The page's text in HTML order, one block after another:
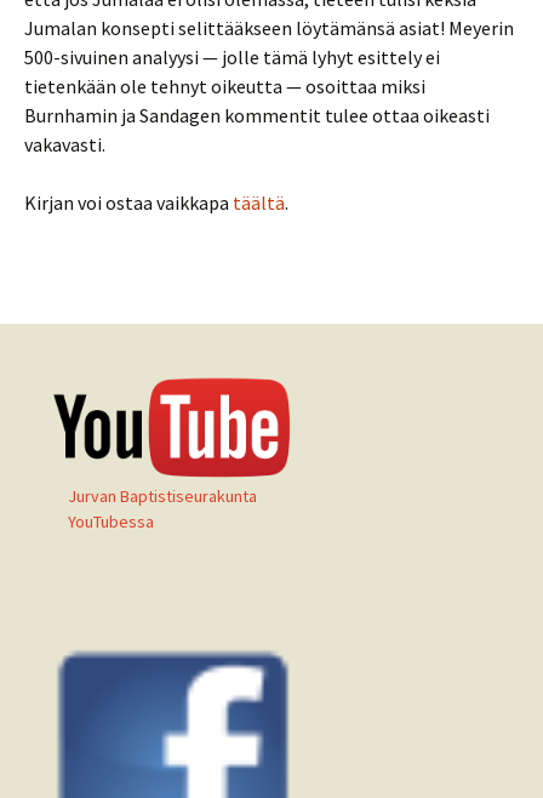
Jumalan konsepti selittääkseen löytämänsä asiat! Meyerin
500-sivuinen analyysi — jolle tämä lyhyt esittely ei
tietenkään ole tehnyt oikeutta — osoittaa miksi
Burnhamin ja Sandagen kommentit tulee ottaa oikeasti
vakavasti.
Kirjan voi ostaa vaikkapa täältä.
Jurvan Baptistiseurakunta
YouTubessa